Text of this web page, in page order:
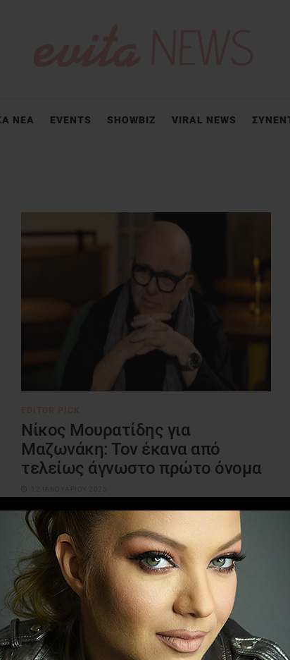
ΝΕΑ EVENTS SHOWBIZ VIRAL NEWS
Νίκος Μουρατίδης για
Μαζωνάκη: Τον έκανα από
τελείως άγνωστο πρώτο όνομα
Ο Νίκος Μουρατίδης σε συνέντευξη που
παραχώρησε πρόσφατα αναφέρθηκε μεταξύ
άλλων στη συνεργασία του με τον Γιώργο
Μαζωνάκη. Όπως εξήγησε, ...